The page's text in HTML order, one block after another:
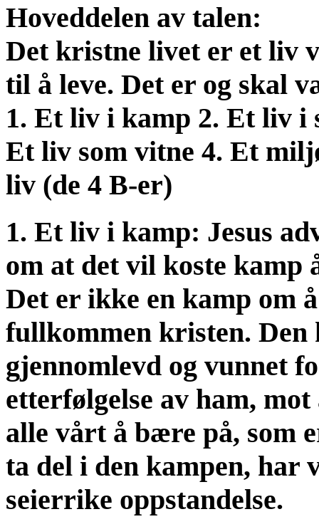
Hoveddelen av talen:
Det kristne livet er et liv
til å leve. Det er og skal
1. Et liv i kamp 2. Et liv i
Et liv som vitne 4. Et
liv (de 4 B-er)
1. Et liv i kamp: Jesus
om at det vil koste kamp
Det er ikke en kamp om
fullkommen kristen. Den
gjennomlevd og vunnet
etterfølgelse av ham,
alle vårt å bære på, som
ta del i den kampen, har
seierrike oppstandelse.